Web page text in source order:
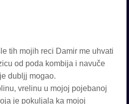
tih mojih reci Damir me uhvati
od poda kombija i navuče
dubljj mogao.
vrelinu u mojoj pojebanoj
je pokuljala ka mojoj